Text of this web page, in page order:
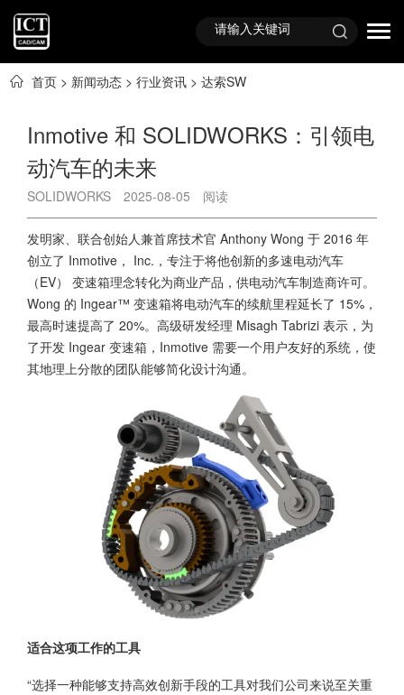
首页 > 新闻动态 > 行业资讯 > 达索SW
Inmotive 和 SOLIDWORKS：引领电
动汽车的未来
SOLIDWORKS 2025-08-05 阅读
发明家、联合创始人兼首席技术官 Anthony Wong 于 2016 年
创立了 Inmotive， Inc.，专注于将他创新的多速电动汽车
（EV） 变速箱理念转化为商业产品，供电动汽车制造商许可。
Wong 的 Ingear™ 变速箱将电动汽车的续航里程延长了 15%，
最高时速提高了 20%。高级研发经理 Misagh Tabrizi 表示，为
了开发 Ingear 变速箱，Inmotive 需要一个用户友好的系统，使
其地理上分散的团队能够简化设计沟通。
适合这项工作的工具
“选择一种能够支持高效创新手段的工具对我们公司来说至关重